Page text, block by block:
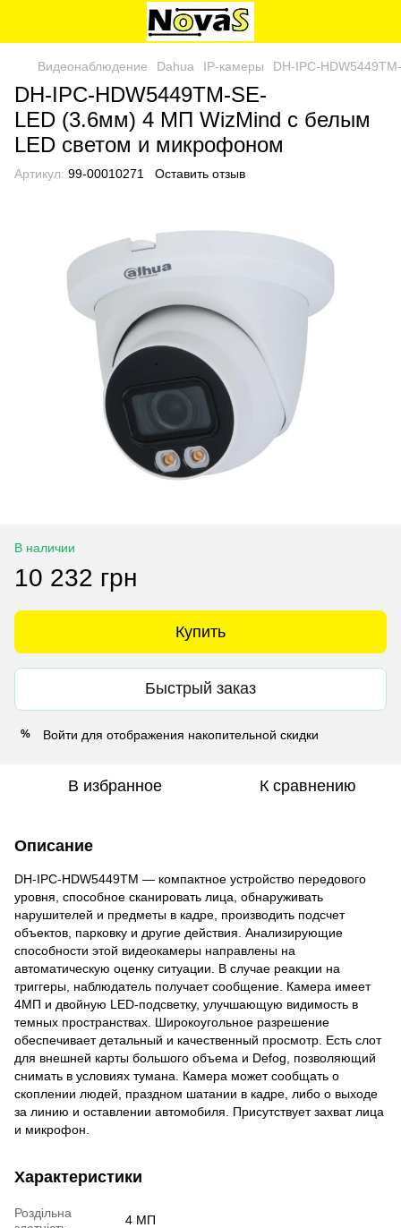
Видеонаблюдение Dahua IP-камеры DH-IPC-
DH-IPC-HDW5449TM-SE-
LED (3.6мм) 4 МП WizMind с белым
LED светом и микрофоном
Артикул: 99-00010271 Оставить отзыв
В наличии
10 232 грн
Купить
Быстрый заказ
% Войти для отображения накопительной скидки
В избранное К сравнению
Описание
DH-IPC-HDW5449TM — компактное устройство передового
уровня, способное сканировать лица, обнаруживать
нарушителей и предметы в кадре, производить подсчет
объектов, парковку и другие действия. Анализирующие
способности этой видеокамеры направлены на
автоматическую оценку ситуации. В случае реакции на
триггеры, наблюдатель получает сообщение. Камера имеет
4МП и двойную LED-подсветку, улучшающую видимость в
темных пространствах. Широкоугольное разрешение
обеспечивает детальный и качественный просмотр. Есть слот
для внешней карты большого объема и Defog, позволяющий
снимать в условиях тумана. Камера может сообщать о
скоплении людей, праздном шатании в кадре, либо о выходе
за линию и оставлении автомобиля. Присутствует захват лица
и микрофон.
Характеристики
Роздільна
4 МП